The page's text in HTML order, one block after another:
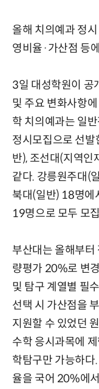
올해 치의예과 정
영비율·가산점 등
3일 대성학원이 공
및 주요 변화사항
학 치의예과는 일
정시모집으로 선발
반), 조선대(지역인
같다. 강릉원주대(
북대(일반) 18명에
19명으로 모두 모
부산대는 올해부
량평가 20%로 변
및 탐구 계열별 필
선택 시 가산점을
지원할 수 있었던
수학 응시과목에
학탐구만 가능하다
율을 국어 20%에